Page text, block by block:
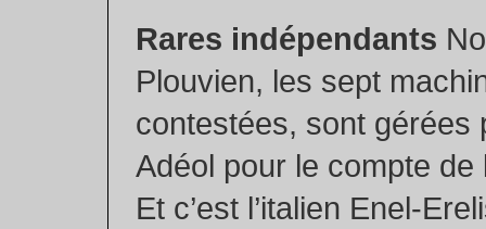
Rares indépendants
Plouvien, les sept
contestées, sont gérées
Adéol pour le compte de
Et c’est l’italien Enel-